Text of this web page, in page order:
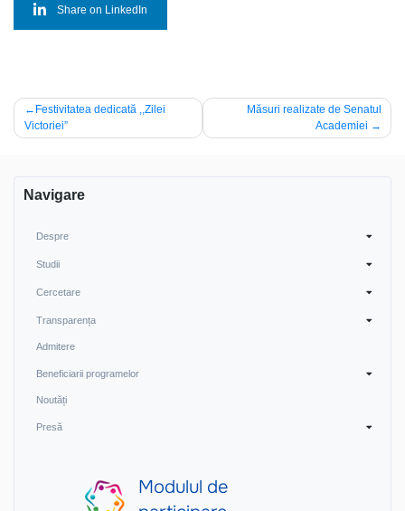
Share on LinkedIn
Navigare
în
Festivitatea dedicată ,,Zilei
Victoriei”
Măsuri realizate de Senatul
Academiei
Navigare
Despre
Studii
Cercetare
Transparența
Admitere
Beneficiarii programelor
Noutăți
Presă